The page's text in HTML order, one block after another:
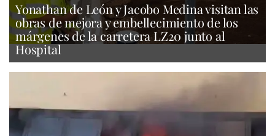
Yonathan de León y Jacobo Medina visitan las
obras de mejora y embellecimiento de los
márgenes de la carretera LZ20 junto al
Hospital